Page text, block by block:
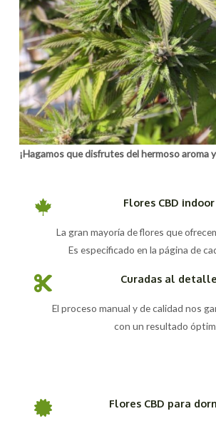
¡Hagamos que disfrutes del hermoso aroma
Flores CBD indoor
La gran mayoría de flores que
Es especificado en la página de
Curadas al detalle
El proceso manual y de calidad nos
con un resultado
Flores CBD para